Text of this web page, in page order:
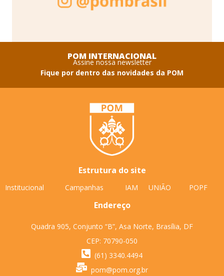
POM INTERNACIONAL
Assine nossa newsletter
Fique por dentro das novidades da POM
Estrutura do site
Institucional Campanhas IAM UNIÃO POPF
Endereço
Quadra 905, Conjunto “B”, Asa Norte, Brasília, DF
CEP: 70790-050
(61) 3340.4494
pom@pom.org.br